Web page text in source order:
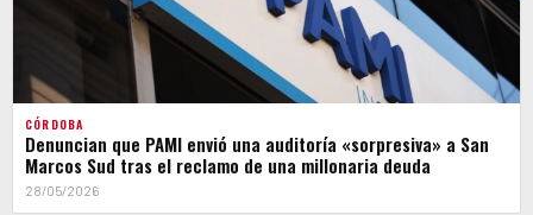
CÓRDOBA
Denuncian que PAMI envió una auditoría «sorpresiva» a San
Marcos Sud tras el reclamo de una millonaria deuda
28/05/2026